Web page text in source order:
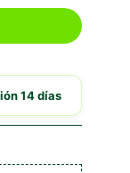
14 días